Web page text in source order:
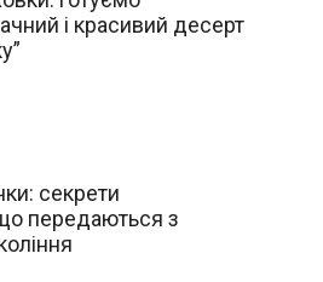
і красивий десерт
секрети
передаються з